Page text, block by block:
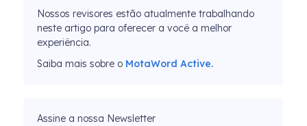
Nossos revisores estão atualmente trabalhando
neste artigo para oferecer a você a melhor
experiência.
Saiba mais sobre o MotaWord Active.
Assine a nossa Newsletter